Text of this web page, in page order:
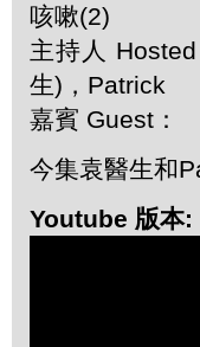
咳嗽(2)
主持人
生)，Patrick
嘉賓 Guest：
今集袁醫生和
Youtube 版本: